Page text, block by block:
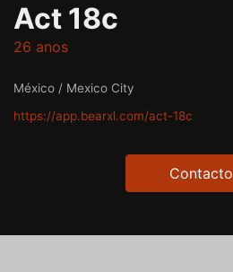
Act 18c
26 anos
México / Mexico City
https://app.bearxl.com/act-18c
Contacto